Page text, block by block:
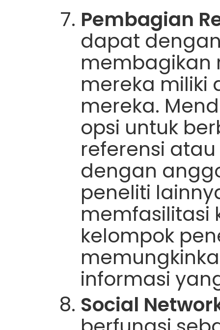
Pembagian
dapat
membagikan
mereka miliki
mereka.
opsi untuk
referensi
dengan
peneliti
memfasilitasi
kelompok
informasi
Social